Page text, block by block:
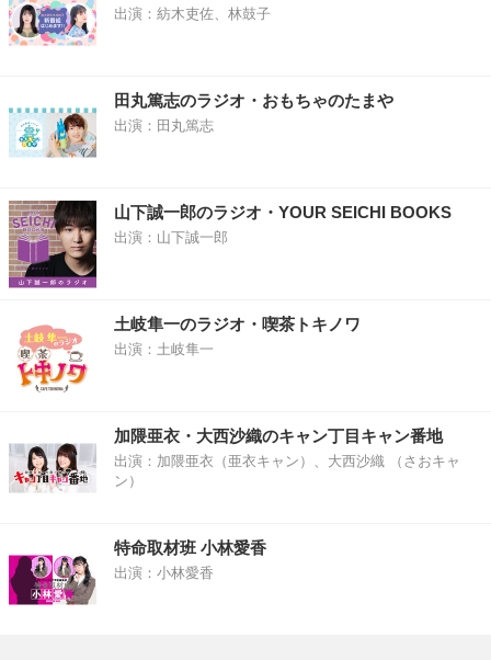
出演：紡木吏佐、林鼓子
田丸篤志のラジオ・おもちゃのたまや
出演：田丸篤志
山下誠一郎のラジオ・YOUR SEICHI BOOKS
出演：山下誠一郎
土岐隼一のラジオ・喫茶トキノワ
出演：土岐隼一
加隈亜衣・大西沙織のキャン丁目キャン番地
出演：加隈亜衣（亜衣キャン）、大西沙織 （さおキャ
ン）
特命取材班 小林愛香
出演：小林愛香